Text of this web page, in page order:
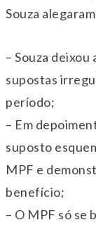
Souza
– Souza
supostas
período;
– Em
suposto
MPF e
benefício;
– O MPF só se